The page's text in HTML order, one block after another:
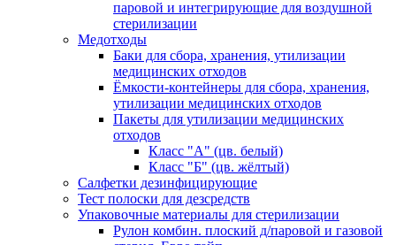
паровой и интегрирующие для воздушной
стерилизации
Медотходы
Баки для сбора, хранения, утилизации
медицинских отходов
Ёмкости-контейнеры для сбора, хранения,
утилизации медицинских отходов
Пакеты для утилизации медицинских
отходов
Класс "А" (цв. белый)
Класс "Б" (цв. жёлтый)
Салфетки дезинфицирующие
Тест полоски для дезсредств
Упаковочные материалы для стерилизации
Рулон комбин. плоский д/паровой и газовой